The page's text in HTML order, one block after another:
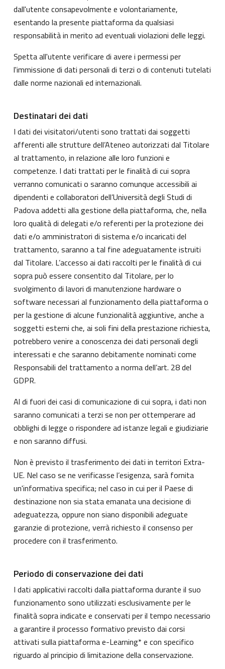
dall'utente consapevolmente e volontariamente,
esentando la presente piattaforma da qualsiasi
responsabilità in merito ad eventuali violazioni delle leggi.
Spetta all'utente verificare di avere i permessi per
l'immissione di dati personali di terzi o di contenuti tutelati
dalle norme nazionali ed internazionali.
Destinatari dei dati
I dati dei visitatori/utenti sono trattati dai soggetti
afferenti alle strutture dell’Ateneo autorizzati dal Titolare
al trattamento, in relazione alle loro funzioni e
competenze. I dati trattati per le finalità di cui sopra
verranno comunicati o saranno comunque accessibili ai
dipendenti e collaboratori dell’Università degli Studi di
Padova addetti alla gestione della piattaforma, che, nella
loro qualità di delegati e/o referenti per la protezione dei
dati e/o amministratori di sistema e/o incaricati del
trattamento, saranno a tal fine adeguatamente istruiti
dal Titolare. L’accesso ai dati raccolti per le finalità di cui
sopra può essere consentito dal Titolare, per lo
svolgimento di lavori di manutenzione hardware o
software necessari al funzionamento della piattaforma o
per la gestione di alcune funzionalità aggiuntive, anche a
soggetti esterni che, ai soli fini della prestazione richiesta,
potrebbero venire a conoscenza dei dati personali degli
interessati e che saranno debitamente nominati come
Responsabili del trattamento a norma dell’art. 28 del
GDPR.
Al di fuori dei casi di comunicazione di cui sopra, i dati non
saranno comunicati a terzi se non per ottemperare ad
obblighi di legge o rispondere ad istanze legali e giudiziarie
e non saranno diffusi.
Non è previsto il trasferimento dei dati in territori Extra-
UE. Nel caso se ne verificasse l’esigenza, sarà fornita
un'informativa specifica; nel caso in cui per il Paese di
destinazione non sia stata emanata una decisione di
adeguatezza, oppure non siano disponibili adeguate
garanzie di protezione, verrà richiesto il consenso per
procedere con il trasferimento.
Periodo di conservazione dei dati
I dati applicativi raccolti dalla piattaforma durante il suo
funzionamento sono utilizzati esclusivamente per le
finalità sopra indicate e conservati per il tempo necessario
a garantire il processo formativo previsto dai corsi
attivati sulla piattaforma e-Learning* e con specifico
riguardo al principio di limitazione della conservazione.